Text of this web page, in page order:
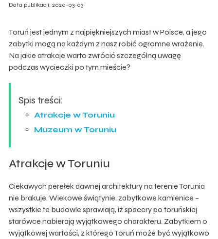
Data publikacji: 2020-03-03
Toruń jest jednym z najpiękniejszych miast w Polsce, a jego
zabytki mogą na każdym z nasz robić ogromne wrażenie.
Na jakie atrakcje warto zwrócić szczególną uwagę
podczas wycieczki po tym mieście?
Spis treści:
Atrakcje w Toruniu
Muzeum w Toruniu
Atrakcje w Toruniu
Ciekawych perełek dawnej architektury na terenie Torunia
nie brakuje. Wiekowe świątynie, zabytkowe kamienice –
wszystkie te budowle sprawiają, iż spacery po toruńskiej
starówce nabierają wyjątkowego charakteru. Zabytkiem o
wyjątkowej wartości, z którego Toruń może być wyjątkowo